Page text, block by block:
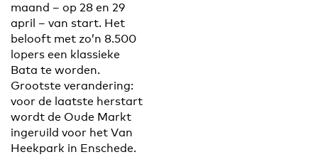
maand – op 28 en 29
april – van start. Het
belooft met zo’n 8.500
lopers een klassieke
Bata te worden.
Grootste verandering:
voor de laatste herstart
wordt de Oude Markt
ingeruild voor het Van
Heekpark in Enschede.